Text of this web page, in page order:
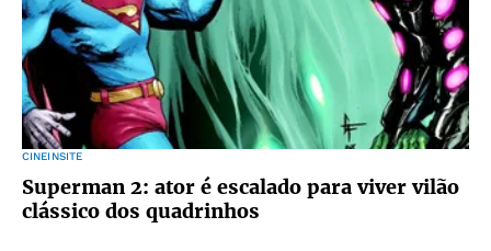
CINEINSITE
Superman 2: ator é escalado para viver vilão
clássico dos quadrinhos